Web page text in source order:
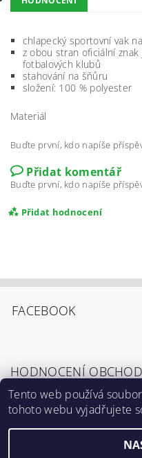
chlapecký sportovní vak
z obou stran oficiální
fotbalových klubů
stahování na šňůru
složení: 100 % polyester
Materiál
Buďte první, kdo napíše
Přidat komentář
Buďte první, kdo napíše
Přidat hodnocení
Souhlasím s
FACEBOOK
HODNOCENÍ
Zobrazit všechna
Tento web používá
tohoto webu vyjadřujete